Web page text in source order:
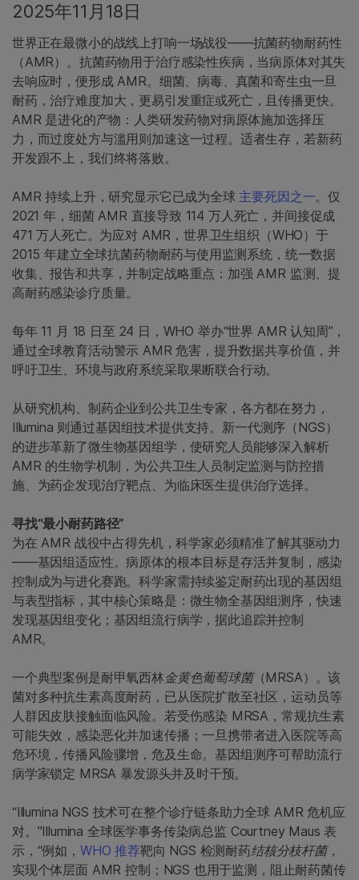
2025年11月18日
世界正在最微小的战线上打响一场战役——抗菌药物耐药性
（AMR）。抗菌药物用于治疗感染性疾病，当病原体对其失
去响应时，便形成 AMR。细菌、病毒、真菌和寄生虫一旦
耐药，治疗难度加大，更易引发重症或死亡，且传播更快。
AMR 是进化的产物：人类研发药物对病原体施加选择压
力，而过度处方与滥用则加速这一过程。适者生存，若新药
开发跟不上，我们终将落败。
AMR 持续上升，研究显示它已成为全球 主要死因之一。仅
2021 年，细菌 AMR 直接导致 114 万人死亡，并间接促成
471 万人死亡。为应对 AMR，世界卫生组织（WHO）于
2015 年建立全球抗菌药物耐药与使用监测系统，统一数据
收集、报告和共享，并制定战略重点：加强 AMR 监测、提
高耐药感染诊疗质量。
每年 11 月 18 日至 24 日，WHO 举办“世界 AMR 认知周”，
通过全球教育活动警示 AMR 危害，提升数据共享价值，并
呼吁卫生、环境与政府系统采取果断联合行动。
从研究机构、制药企业到公共卫生专家，各方都在努力，
Illumina 则通过基因组技术提供支持。新一代测序（NGS）
的进步革新了微生物基因组学，使研究人员能够深入解析
AMR 的生物学机制，为公共卫生人员制定监测与防控措
施、为药企发现治疗靶点、为临床医生提供治疗选择。
寻找“最小耐药路径”
为在 AMR 战役中占得先机，科学家必须精准了解其驱动力
——基因组适应性。病原体的根本目标是存活并复制，感染
控制成为与进化赛跑。科学家需持续鉴定耐药出现的基因组
与表型指标，其中核心策略是：微生物全基因组测序，快速
发现基因组变化；基因组流行病学，据此追踪并控制
AMR。
一个典型案例是耐甲氧西林金黄色葡萄球菌（MRSA）。该
菌对多种抗生素高度耐药，已从医院扩散至社区，运动员等
人群因皮肤接触面临风险。若受伤感染 MRSA，常规抗生素
可能失效，感染恶化并加速传播；一旦携带者进入医院等高
危环境，传播风险骤增，危及生命。基因组测序可帮助流行
病学家锁定 MRSA 暴发源头并及时干预。
“Illumina NGS 技术可在整个诊疗链条助力全球 AMR 危机应
对。”Illumina 全球医学事务传染病总监 Courtney Maus 表
示，“例如， WHO 推荐靶向 NGS 检测耐药结核分枝杆菌，
实现个体层面 AMR 控制；NGS 也用于监测，阻止耐药菌传